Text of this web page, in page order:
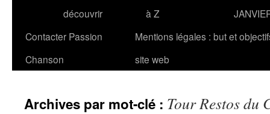
découvrir
à Z
Contacter Passion
Chanson
Mentions légales : but et
site web
Archives par mot-clé : Tour Restos du